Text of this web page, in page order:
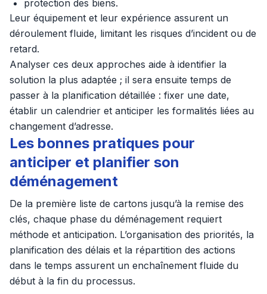
protection des biens.
Leur équipement et leur expérience assurent un
déroulement fluide, limitant les risques d’incident ou de
retard.
Analyser ces deux approches aide à identifier la
solution la plus adaptée ; il sera ensuite temps de
passer à la planification détaillée : fixer une date,
établir un calendrier et anticiper les formalités liées au
changement d’adresse.
Les bonnes pratiques pour
anticiper et planifier son
déménagement
De la première liste de cartons jusqu’à la remise des
clés, chaque phase du déménagement requiert
méthode et anticipation. L’organisation des priorités, la
planification des délais et la répartition des actions
dans le temps assurent un enchaînement fluide du
début à la fin du processus.